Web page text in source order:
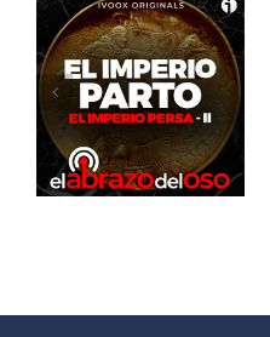
El Abrazo
del Oso. La
guerra de
los 30 años:
La
intervención